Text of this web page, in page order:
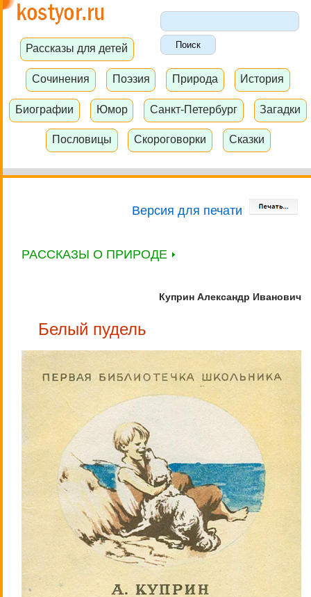
Рассказы для детей
Сочинения Поэзия Природа История
Биографии Юмор Санкт-Петербург Загадки
Пословицы Скороговорки Сказки
Версия для печати
РАССКАЗЫ О ПРИРОДЕ
Куприн Александр Иванович
Белый пудель